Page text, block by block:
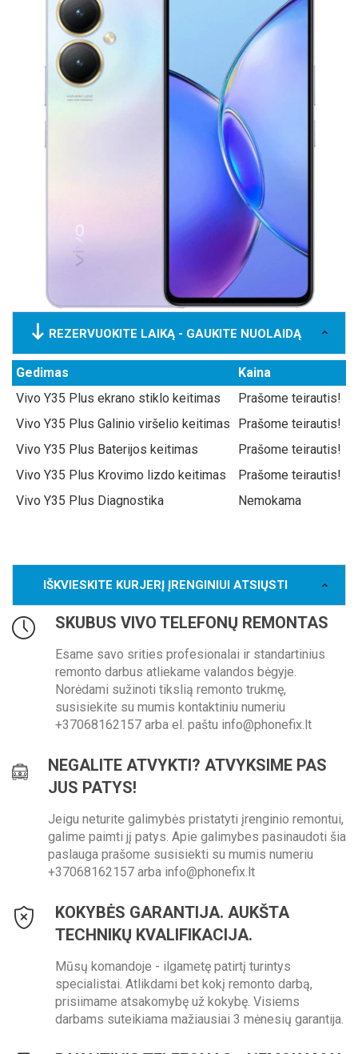
REZERVUOKITE LAIKĄ - GAUKITE NUOLAIDĄ
Gedimas
Kaina
Vivo Y35 Plus ekrano stiklo keitimas
Prašome teirautis!
Vivo Y35 Plus Galinio viršelio keitimas
Prašome teirautis!
Vivo Y35 Plus Baterijos keitimas
Prašome teirautis!
Vivo Y35 Plus Krovimo lizdo keitimas
Prašome teirautis!
Vivo Y35 Plus Diagnostika
Nemokama
IŠKVIESKITE KURJERĮ ĮRENGINIUI ATSIŲSTI
SKUBUS VIVO TELEFONŲ REMONTAS
Esame savo srities profesionalai ir standartinius
remonto darbus atliekame valandos bėgyje.
Norėdami sužinoti tikslią remonto trukmę,
susisiekite su mumis kontaktiniu numeriu
+37068162157 arba el. paštu info@phonefix.lt
NEGALITE ATVYKTI? ATVYKSIME PAS
JUS PATYS!
Jeigu neturite galimybės pristatyti įrenginio remontui,
galime paimti jį patys. Apie galimybes pasinaudoti šia
paslauga prašome susisiekti su mumis numeriu
+37068162157 arba info@phonefix.lt
KOKYBĖS GARANTIJA. AUKŠTA
TECHNIKŲ KVALIFIKACIJA.
Mūsų komandoje - ilgametę patirtį turintys
specialistai. Atlikdami bet kokį remonto darbą,
prisiimame atsakomybę už kokybę. Visiems
darbams suteikiama mažiausiai 3 mėnesių garantija.